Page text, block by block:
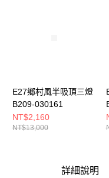
E27鄉村風半吸頂三燈
B209-030161
NT$2,160
NT$13,000
詳細說明